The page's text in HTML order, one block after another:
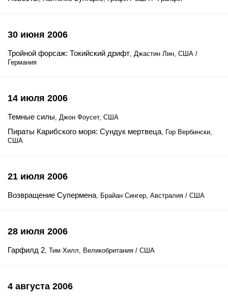
30 июня 2006
Тройной форсаж: Токийский дрифт, Джастин Лин, США /
Германия
14 июля 2006
Темные силы, Джон Фоусет, США
Пираты Карибского моря: Сундук мертвеца, Гор Вербински,
США
21 июля 2006
Возвращение Супермена, Брайан Сингер, Австралия / США
28 июля 2006
Гарфилд 2, Тим Хилл, Великобритания / США
4 августа 2006